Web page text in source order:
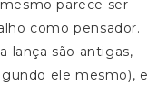
parece ser
como pensador.
lança são antigas,
ele mesmo), e